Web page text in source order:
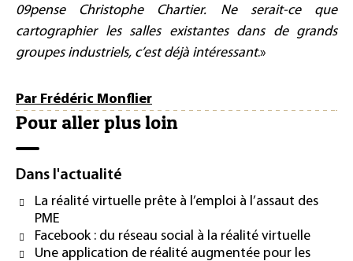
09pense Christophe Chartier. Ne serait-ce que
cartographier les salles existantes dans de grands
groupes industriels, c’est déjà intéressant.»
Par Frédéric Monflier
Pour aller plus loin
Dans l'actualité
La réalité virtuelle prête à l’emploi à l’assaut des
PME
Facebook : du réseau social à la réalité virtuelle
Une application de réalité augmentée pour les